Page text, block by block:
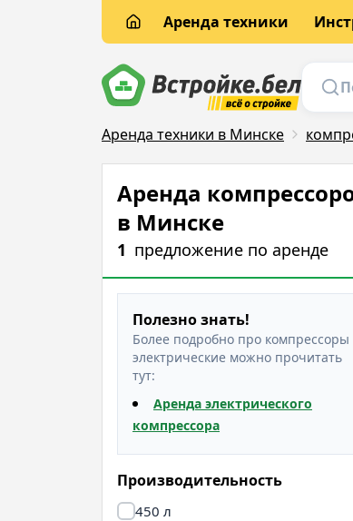
Аренда техники
Аренда техники в Минске
Аренда
в Минске
1 предложение по аренде
Полезно знать!
Более подробно про компрессоры
электрические можно прочитать
тут:
Аренда электрического
компрессора
Производительность
450 л